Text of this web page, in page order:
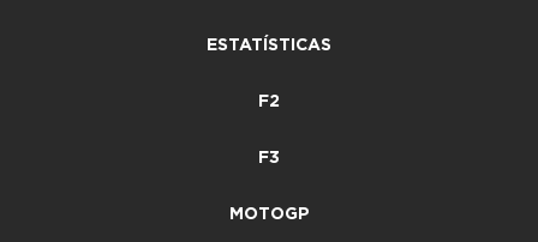
ESTATÍSTICAS
F2
F3
MOTOGP